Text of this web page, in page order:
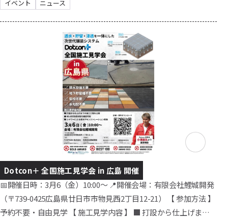
時：2026年3月25日（水）10:00～ 会場：株式会社 維風工業 （ 弊
うみまち）974-1 地図：https://maps.app.goo.gl/ 施工見学会内
容 当日は以下の内容をご見学いただけます。 ・打設から仕上げ
までの施工工程の公開 ・Do...
イベント ニュース
Dotcon＋ 全国施工見学会 in 広島 開催
📅開催日時：3月6（金）10:00～ 📍開催会場：有限会社鯉城開発
（〒739-0425広島県廿日市市物見西2丁目12-21） 【 参加方法 】
予約不要・自由見学 【 施工見学内容 】 ■ 打設から仕上げまで